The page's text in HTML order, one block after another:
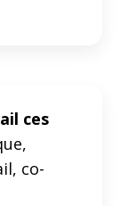
ces
co-